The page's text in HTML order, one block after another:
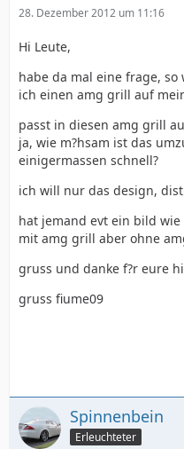
28. Dezember 2012 um 11:16
Hi Leute,
habe da mal eine frage,
ich einen amg grill auf
passt in diesen amg grill
ja, wie m?hsam ist das
einigermassen schnell?
ich will nur das design,
hat jemand evt ein bild
mit amg grill aber ohne
gruss und danke f?r eure
gruss fiume09
Spinnenbein
Erleuchteter